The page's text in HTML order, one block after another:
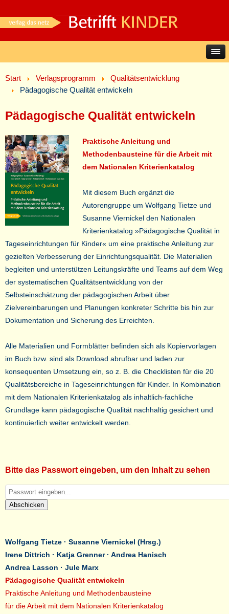
Start Verlagsprogramm
Qualitätsentwicklung
Pädagogische Qualität entwickeln
Pädagogische Qualität entwickeln
Praktische Anleitung und
Methodenbausteine für die Arbeit mit
dem Nationalen Kriterienkatalog
Mit diesem Buch ergänzt die
Autorengruppe um Wolfgang Tietze und
Susanne Viernickel den Nationalen
Kriterienkatalog »Pädagogische Qualität in
Tageseinrichtungen für Kinder« um eine praktische Anleitung zur
gezielten Verbesserung der Einrichtungsqualität. Die Materialien
begleiten und unterstützen Leitungskräfte und Teams auf dem Weg
der systematischen Qualitätsentwicklung von der
Selbsteinschätzung der pädagogischen Arbeit über
Zielvereinbarungen und Planungen konkreter Schritte bis hin zur
Dokumentation und Sicherung des Erreichten.
Alle Materialien und Formblätter befinden sich als Kopiervorlagen
im Buch bzw. sind als Download abrufbar und laden zur
konsequenten Umsetzung ein, so z. B. die Checklisten für die 20
Qualitätsbereiche in Tageseinrichtungen für Kinder. In Kombination
mit dem Nationalen Kriterienkatalog als inhaltlich-fachliche
Grundlage kann pädagogische Qualität nachhaltig gesichert und
kontinuierlich weiter entwickelt werden.
Bitte das Passwort eingeben, um den Inhalt zu sehen
Abschicken
Wolfgang Tietze · Susanne Viernickel (Hrsg.)
Irene Dittrich · Katja Grenner · Andrea Hanisch
Andrea Lasson · Jule Marx
Pädagogische Qualität entwickeln
Praktische Anleitung und Methodenbausteine
für die Arbeit mit dem Nationalen Kriterienkatalog